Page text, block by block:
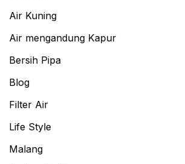
Air Kuning
Air mengandung Kapur
Bersih Pipa
Blog
Filter Air
Life Style
Malang